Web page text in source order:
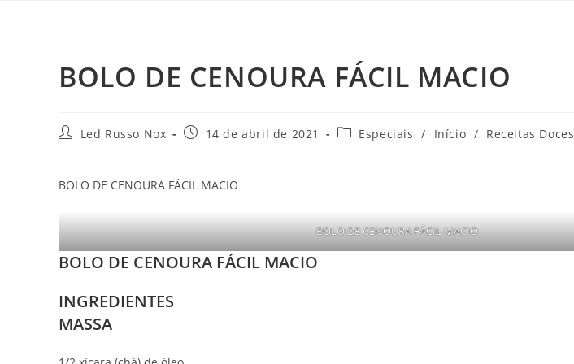
BOLO DE CENOURA FÁCIL MACIO
Led Russo Nox 14 de abril de 2021 Especiais / Início / Receitas Doces
BOLO DE CENOURA FÁCIL MACIO
BOLO DE CENOURA FÁCIL MACIO
BOLO DE CENOURA FÁCIL MACIO
INGREDIENTES
MASSA